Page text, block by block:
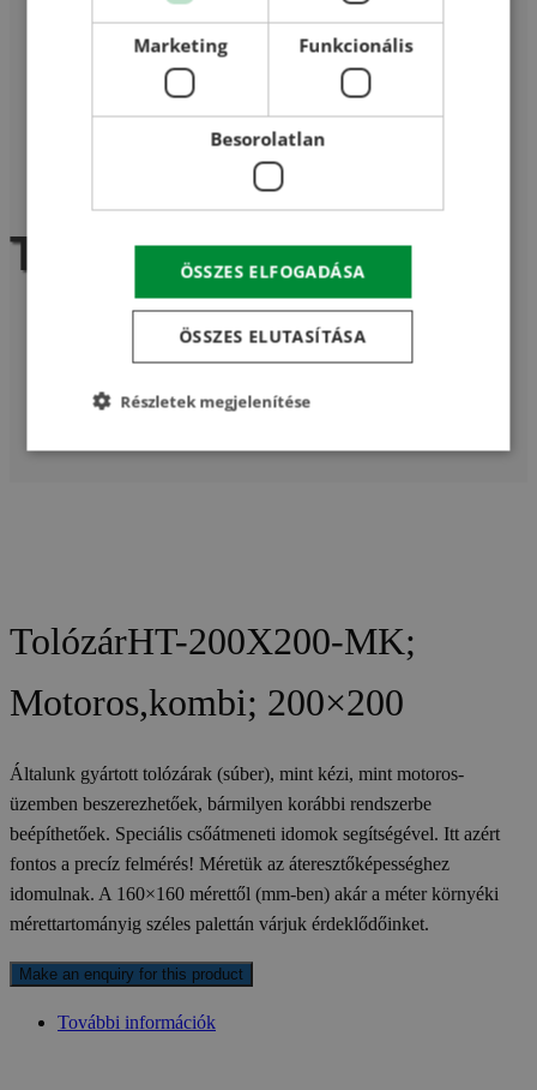
TolózárHT-200X200-MK; Motoros,kombi; 200×200
Termékek
TolózárHT-200X200-MK;
Motoros,kombi; 200×200
Általunk gyártott tolózárak (súber), mint kézi, mint motoros-
üzemben beszerezhetőek, bármilyen korábbi rendszerbe
beépíthetőek. Speciális csőátmeneti idomok segítségével. Itt azért
fontos a precíz felmérés! Méretük az áteresztőképességhez
idomulnak. A 160×160 mérettől (mm-ben) akár a méter környéki
mérettartományig széles palettán várjuk érdeklődőinket.
További információk
Marketing Funkcionális
Besorolatlan
ÖSSZES ELFOGADÁSA
ÖSSZES ELUTASÍTÁSA
Részletek megjelenítése